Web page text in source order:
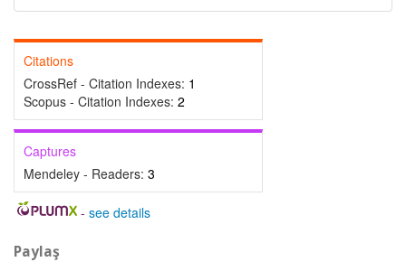
Citations
CrossRef - Citation Indexes: 1
Scopus - Citation Indexes: 2
Captures
Mendeley - Readers: 3
- see details
Paylaş